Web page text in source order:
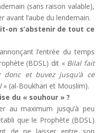
(sans raison valable),
avant l’aube du lendemain.
on s’abstenir de tout ce
l’entrée du temps
(BDSL) dit « Bilal fait
et buvez jusqu’à ce
» (al-Boukhari et Mouslim).
du « souhour » ?
au maximum jusqu’à peu
que le Prophète (BDSL)
de ne laisser entre son